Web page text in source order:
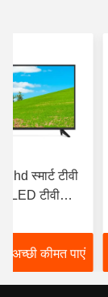
स्मार्ट टीवी
QLED टीवी
इंच एलईडी
अच्छी कीमत पाएं